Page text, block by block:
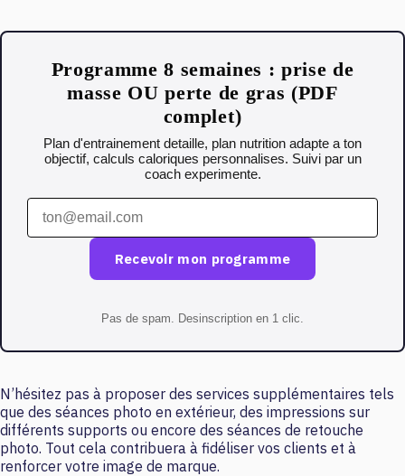
Programme 8 semaines : prise de
masse OU perte de gras (PDF
complet)
Plan d'entrainement detaille, plan nutrition adapte a ton
objectif, calculs caloriques personnalises. Suivi par un
coach experimente.
Recevoir mon programme
Pas de spam. Desinscription en 1 clic.
N’hésitez pas à proposer des services supplémentaires tels
que des séances photo en extérieur, des impressions sur
différents supports ou encore des séances de retouche
photo. Tout cela contribuera à fidéliser vos clients et à
renforcer votre image de marque.